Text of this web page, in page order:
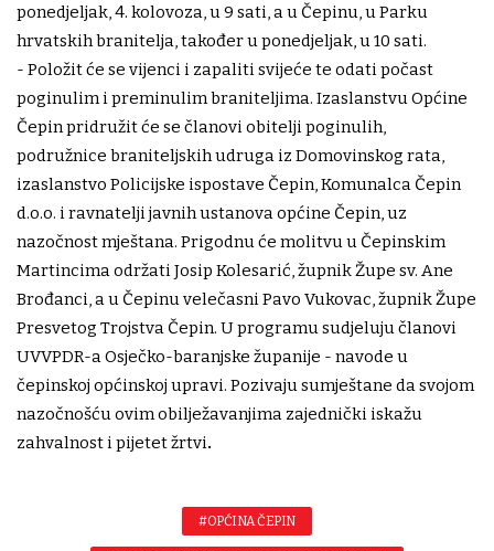
ponedjeljak, 4. kolovoza, u 9 sati, a u Čepinu, u Parku
hrvatskih branitelja, također u ponedjeljak, u 10 sati.
- Položit će se vijenci i zapaliti svijeće te odati počast
poginulim i preminulim braniteljima. Izaslanstvu Općine
Čepin pridružit će se članovi obitelji poginulih,
podružnice braniteljskih udruga iz Domovinskog rata,
izaslanstvo Policijske ispostave Čepin, Komunalca Čepin
d.o.o. i ravnatelji javnih ustanova općine Čepin, uz
nazočnost mještana. Prigodnu će molitvu u Čepinskim
Martincima održati Josip Kolesarić, župnik Župe sv. Ane
Brođanci, a u Čepinu velečasni Pavo Vukovac, župnik Župe
Presvetog Trojstva Čepin. U programu sudjeluju članovi
UVVPDR-a Osječko-baranjske županije - navode u
čepinskoj općinskoj upravi. Pozivaju sumještane da svojom
nazočnošću ovim obilježavanjima zajednički iskažu
zahvalnost i pijetet žrtvi.
#OPĆINA ČEPIN